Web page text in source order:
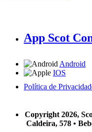
App Scot
Android
IOS
Política de
Copyright 2026,
Caldeira, 578 •